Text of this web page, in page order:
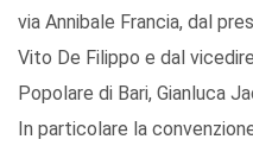
via Annibale Francia, dal
Vito De Filippo e dal
Popolare di Bari, Gianluca
In particolare la